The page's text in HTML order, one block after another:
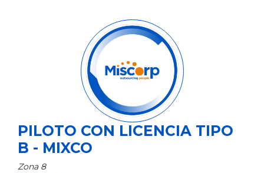
PILOTO CON LICENCIA TIPO
B - MIXCO
Zona 8